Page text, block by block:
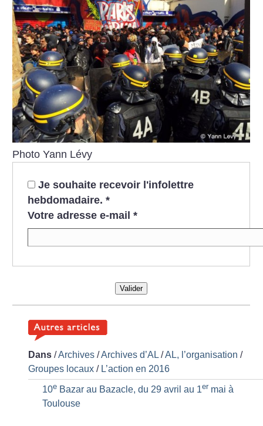
Photo Yann Lévy
Je souhaite recevoir l'infolettre
hebdomadaire. *
Votre adresse e-mail *
Valider
Dans /Archives /Archives d’AL /AL, l’organisation /
Groupes locaux / L’action en 2016
10e Bazar au Bazacle, du 29 avril au 1er mai à
Toulouse